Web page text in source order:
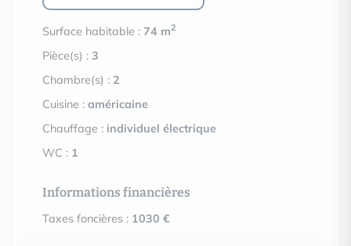
Surface habitable : 74 m2
Pièce(s) :3
Chambre(s) : 2
Cuisine :américaine
Chauffage : individuel électrique
WC : 1
Informations financières
Taxes foncières : 1030 €